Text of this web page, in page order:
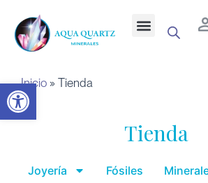
Abrir barra de
contenido
Menu
Inicio » Tienda
Tienda
Joyería Fósiles